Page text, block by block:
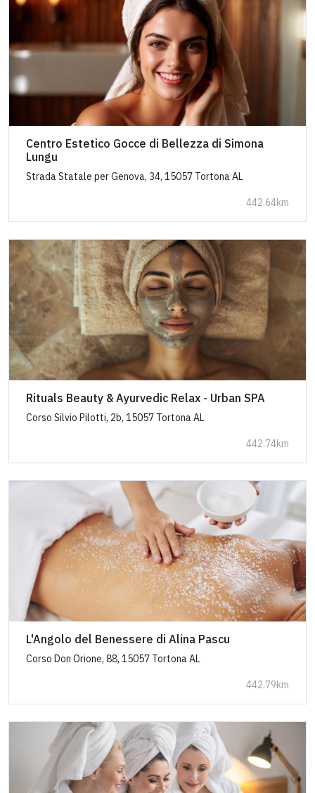
Centro Estetico Gocce di Bellezza di Simona
Lungu
Strada Statale per Genova, 34, 15057 Tortona AL
442.64km
Rituals Beauty & Ayurvedic Relax - Urban SPA
Corso Silvio Pilotti, 2b, 15057 Tortona AL
442.74km
L'Angolo del Benessere di Alina Pascu
Corso Don Orione, 88, 15057 Tortona AL
442.79km